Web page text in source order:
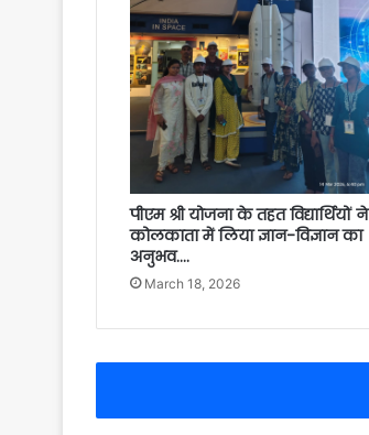
पीएम श्री योजना के तहत विद्यार्थियों ने
कोलकाता में लिया ज्ञान-विज्ञान का
अनुभव….
March 18, 2026